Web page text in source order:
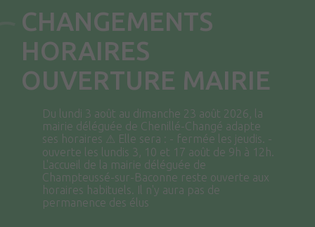
CHANGEMENTS
HORAIRES
OUVERTURE MAIRIE
Du lundi 3 août au dimanche 23 août 2026, la
mairie déléguée de Chenillé-Changé adapte
ses horaires ⚠ Elle sera : - fermée les jeudis. -
ouverte les lundis 3, 10 et 17 août de 9h à 12h.
L'accueil de la mairie déléguée de
Champteussé-sur-Baconne reste ouverte aux
horaires habituels. Il n'y aura pas de
permanence des élus